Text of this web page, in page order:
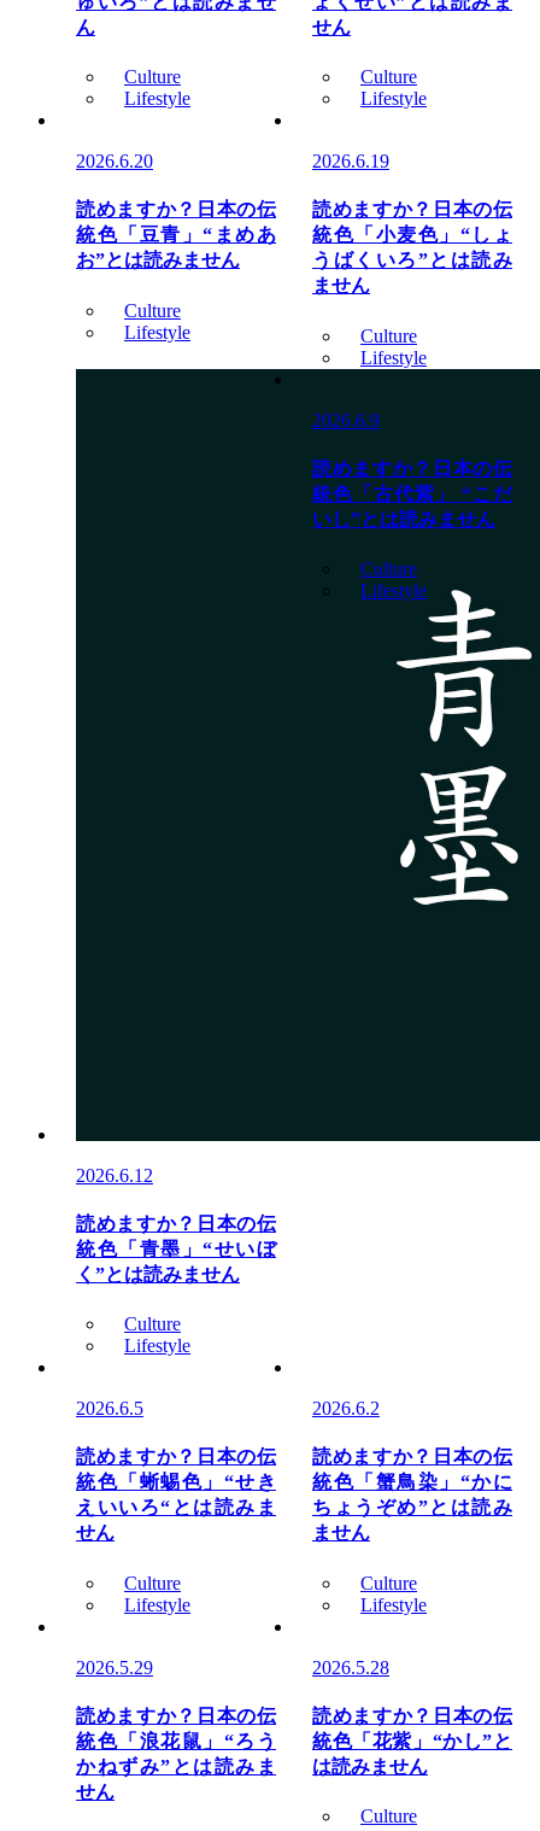
ん
Culture
Lifestyle
せん
Culture
Lifestyle
2026.6.20
読めますか？日本の伝
統色「豆青」“まめあ
お”とは読みません
Culture
Lifestyle
2026.6.19
読めますか？日本の伝
統色「小麦色」“しょ
うばくいろ”とは読み
ません
Culture
Lifestyle
2026.6.12
読めますか？日本の伝
統色「青墨」“せいぼ
く”とは読みません
Culture
Lifestyle
2026.6.9
読めますか？日本の伝
統色「古代紫」 “こだ
いし”とは読みません
Culture
Lifestyle
2026.6.5
読めますか？日本の伝
統色「蜥蜴色」“せき
えいいろ“とは読みま
せん
Culture
Lifestyle
2026.6.2
読めますか？日本の伝
統色「蟹鳥染」“かに
ちょうぞめ”とは読み
ません
Culture
Lifestyle
2026.5.29
読めますか？日本の伝
統色「浪花鼠」“ろう
かねずみ”とは読みま
せん
2026.5.28
読めますか？日本の伝
統色「花紫」“かし”と
は読みません
Culture